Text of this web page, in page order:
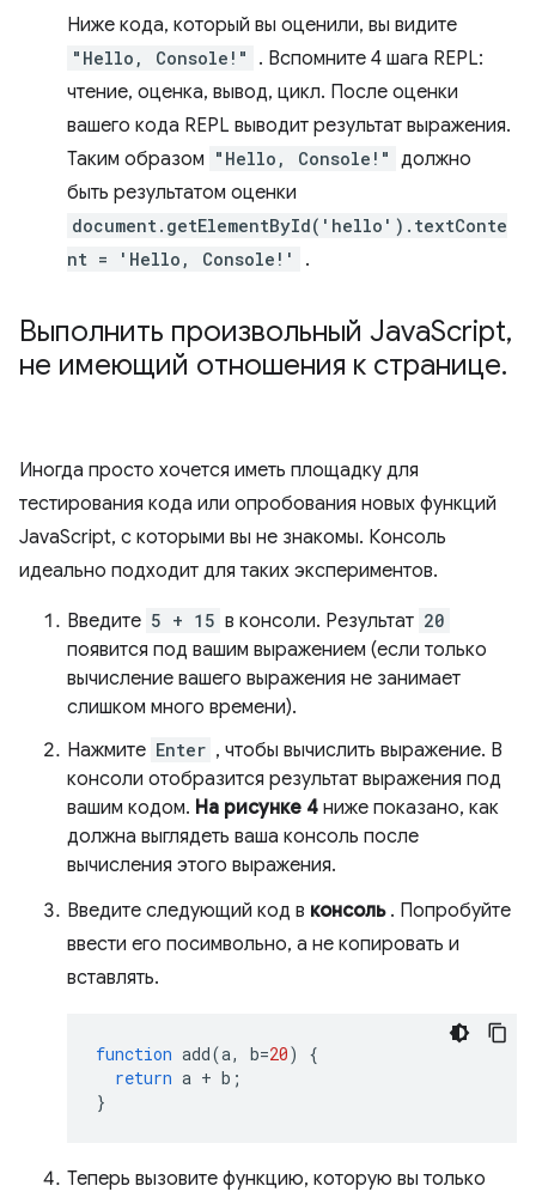
Ниже кода, который вы оценили, вы видите
"Hello, Console!"
. Вспомните 4 шага REPL:
чтение, оценка, вывод, цикл. После оценки
вашего кода REPL выводит результат выражения.
Таким образом "Hello, Console!" должно
быть результатом оценки
document.getElementById('hello').textConte
nt = 'Hello, Console!'
.
Выполнить произвольный JavaScript,
не имеющий отношения к странице.
Иногда просто хочется иметь площадку для
тестирования кода или опробования новых функций
JavaScript, с которыми вы не знакомы. Консоль
идеально подходит для таких экспериментов.
Введите 5 + 15 в консоли. Результат 20
появится под вашим выражением (если только
вычисление вашего выражения не занимает
слишком много времени).
Нажмите Enter , чтобы вычислить выражение. В
консоли отобразится результат выражения под
вашим кодом. На рисунке 4 ниже показано, как
должна выглядеть ваша консоль после
вычисления этого выражения.
Введите следующий код в консоль. Попробуйте
ввести его посимвольно, а не копировать и
вставлять.
function add(a, b=20)
{
return a + b ;
}
Теперь вызовите функцию, которую вы только